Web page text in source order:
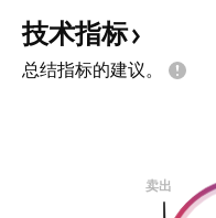
技术指标
总结指标的建议。
卖出